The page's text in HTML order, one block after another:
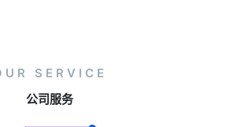
SERVICE
公司服务